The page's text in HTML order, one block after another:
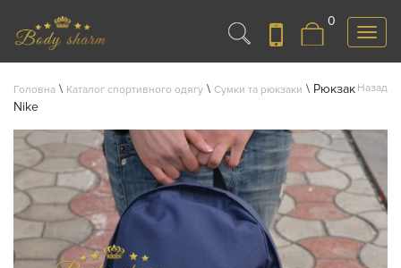
Меню
0
Назад
Головна \ Каталог спортивного одягу \ Сумки та рюкзаки \ Рюкзак
Nike